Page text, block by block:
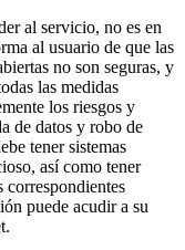
al servicio, no es en
al usuario de que las
no son seguras, y
las medidas
los riesgos y
de datos y robo de
tener sistemas
así como tener
correspondientes
puede acudir a su